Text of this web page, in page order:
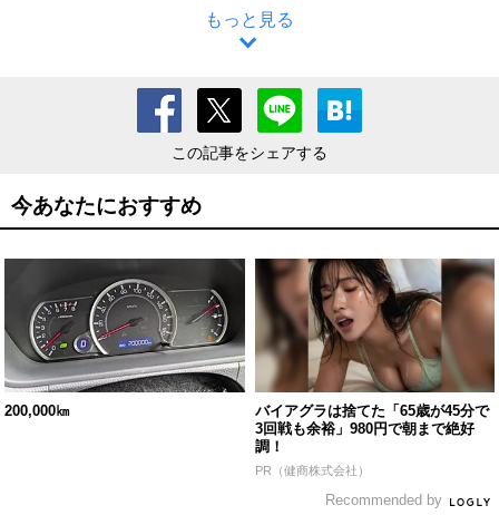
もっと見る
この記事をシェアする
今あなたにおすすめ
200,000㎞
バイアグラは捨てた「65歳が45分で
3回戦も余裕」980円で朝まで絶好
調！
PR（健商株式会社）
Recommended by